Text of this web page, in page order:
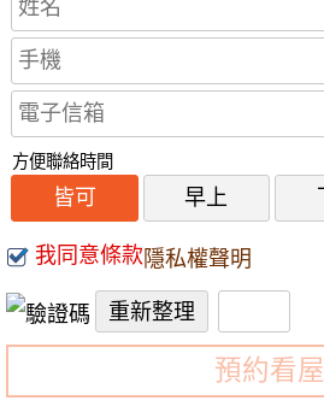
方便聯絡時間
皆可 早上
我同意條款隱私權聲明
預約看屋